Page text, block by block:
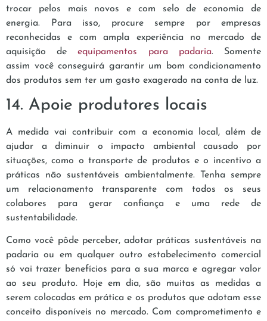
trocar pelos mais novos e com selo de economia de
energia. Para isso, procure sempre por empresas
reconhecidas e com ampla experiência no mercado de
aquisição deequipamentos para padaria. Somente
assim você conseguirá garantir um bom condicionamento
dos produtos sem ter um gasto exagerado na conta de luz.
14. Apoie produtores locais
A medida vai contribuir com a economia local, além de
ajudar a diminuir o impacto ambiental causado por
situações, como o transporte de produtos e o incentivo a
práticas não sustentáveis ambientalmente. Tenha sempre
um relacionamento transparente com todos os seus
colabores para gerar confiança e uma rede de
sustentabilidade.
Como você pôde perceber, adotar práticas sustentáveis na
padaria ou em qualquer outro estabelecimento comercial
só vai trazer benefícios para a sua marca e agregar valor
ao seu produto. Hoje em dia, são muitas as medidas a
serem colocadas em prática e os produtos que adotam esse
conceito disponíveis no mercado. Com comprometimento e